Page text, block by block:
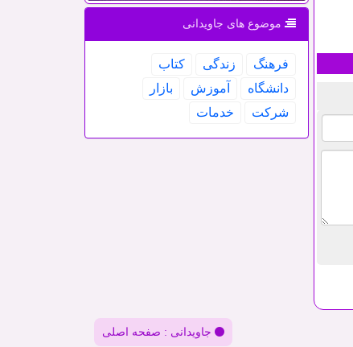
موضوع های جاویدانی
فرهنگ زندگی
كتاب
دانشگاه
آموزش
بازار
شركت
خدمات
جاویدانی : صفحه اصلی